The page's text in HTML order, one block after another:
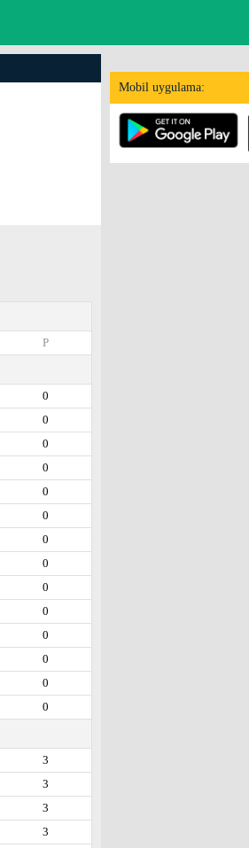
Mobil uygulama:
P
0
0
0
0
0
0
0
0
0
0
0
0
0
0
3
3
3
3